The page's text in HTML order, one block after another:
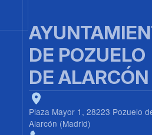
DE POZUELO
DE ALARCÓN
Plaza Mayor 1, 28223 Pozuelo
Alarcón (Madrid)